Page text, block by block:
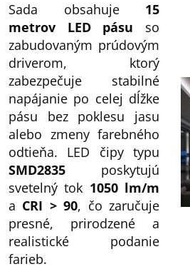
Sada obsahuje 15
metrov LED pásu so
zabudovaným prúdovým
driverom, ktorý
zabezpečuje stabilné
napájanie po celej dĺžke
pásu bez poklesu jasu
alebo zmeny farebného
odtieňa. LED čipy typu
SMD2835 poskytujú
svetelný tok 1050 lm/m
a CRI > 90, čo zaručuje
presné, prirodzené a
realistické podanie
farieb.